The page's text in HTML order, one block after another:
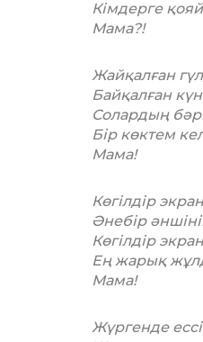
Кімдерге
Мама?!
Жайқалған
Байқалған
Солардың
Бір көктем
Мама!
Көгілдір
Әнебір
Көгілдір
Ең жарық
Мама!
Жүргенде